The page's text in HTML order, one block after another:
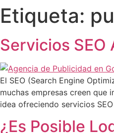
Etiqueta:
Servicios SEO
El SEO (Search Engine
muchas empresas creen que
idea ofreciendo servicios
¿Es Posible